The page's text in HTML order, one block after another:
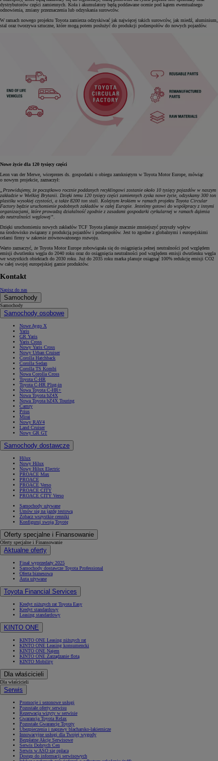
dystrybutorów części zamiennych. Koła i akumulatory będą poddawane ocenie pod kątem ewentualnego
odnowienia, zmiany przeznaczenia lub odzyskania surowców.
W ramach nowego projektu Toyota zamierza odzyskiwać jak najwięcej takich surowców, jak miedź, aluminium,
stal oraz tworzywa sztuczne, które mogą potem posłużyć do produkcji podzespołów do nowych pojazdów.
Nowe życie dla 120 tysięcy części
Leon van der Merwe, wiceprezes ds. gospodarki o obiegu zamkniętym w Toyota Motor Europe, mówiąc
o nowym projekcie, zaznaczył:
„Przewidujemy, że początkowo rocznie poddanych recyklingowi zostanie około 10 tysięcy pojazdów w naszym
zakładzie w Wielkiej Brytanii. Dzięki temu 120 tysięcy części zamiennych zyska nowe życie, odzyskamy 300 ton
plastiku wysokiej czystości, a także 8200 ton stali. Kolejnym krokiem w ramach projektu Toyota Circular
Factory będzie uruchomienie podobnych zakładów w całej Europie. Jesteśmy gotowi do współpracy z innymi
organizacjami, które prowadzą działalność zgodnie z zasadami gospodarki cyrkularnej w ramach dążenia
do neutralności węglowej”.
Dzięki uruchomieniu nowych zakładów TCF Toyota planuje znacznie zmniejszyć przyszły wpływ
na środowisko związany z produkcją pojazdów i podzespołów. Jest to zgodne z globalnymi i europejskimi
celami firmy w zakresie zrównoważonego rozwoju.
Warto zaznaczyć, że Toyota Motor Europe zobowiązała się do osiągnięcia pełnej neutralności pod względem
emisji dwutlenku węgla do 2040 roku oraz do osiągnięcia neutralności pod względem emisji dwutlenku węgla
we wszystkich obiektach do 2030 roku. Już do 2035 roku marka planuje osiągnąć 100% redukcję emisji CO2
w całej swojej europejskiej gamie produktów.
Kontakt
Napisz do nas
Samochody
Samochody
Samochody osobowe
Nowe Aygo X
Yaris
GR Yaris
Yaris Cross
Nowy Yaris Cross
Nowy Urban Cruiser
Corolla Hatchback
Corolla Sedan
Corolla TS Kombi
Nowa Corolla Cross
Toyota C-HR
Toyota C-HR Plug-in
Nowa Toyota C-HR+
Nowa Toyota bZ4X
Nowa Toyota bZ4X Touring
Camry
Prius
Mirai
Nowy RAV4
Land Cruiser
Nowy GR GT
Samochody dostawcze
Hilux
Nowy Hilux
Nowy Hilux Electric
PROACE Max
PROACE
PROACE Verso
PROACE CITY
PROACE CITY Verso
Samochody używane
Umów się na jazdę testową
Zobacz wszystkie cenniki
Konfiguruj swoją Toyotę
Oferty specjalne i Finansowanie
Oferty specjalne i Finansowanie
Aktualne oferty
Finał wyprzedaży 2025
Samochody dostawcze Toyota Professional
Oferta biznesowa
Auta używane
Toyota Financial Services
Kredyt niższych rat Toyota Easy
Kredyt standardowy
Leasing standardowy
KINTO ONE
KINTO ONE Leasing niższych rat
KINTO ONE Leasing konsumencki
KINTO ONE Najem
KINTO ONE Zarządzanie flotą
KINTO Mobility
Dla właścicieli
Dla właścicieli
Serwis
Promocje i sezonowe usługi
Pozostałe oferty serwisu
Rezerwacja wizyty w serwisie
Gwarancja Toyota Relax
Pozostałe Gwarancje Toyoty
Ubezpieczenia i naprawy blacharsko-lakiernicze
Innowacyjne usługi dla Twojej wygody
Bezpłatne Akcje Serwisowe
Serwis Dobrych Cen
Serwis w ASO się opłaca
Dostęp do informacji serwisowych